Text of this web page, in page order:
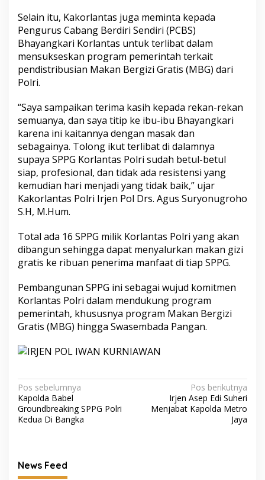
‎Selain itu, Kakorlantas juga meminta kepada
Pengurus Cabang Berdiri Sendiri (PCBS)
Bhayangkari Korlantas untuk terlibat dalam
mensukseskan program pemerintah terkait
pendistribusian Makan Bergizi Gratis (MBG) dari
Polri.
“Saya sampaikan terima kasih kepada rekan-rekan
semuanya, dan saya titip ke ibu-ibu Bhayangkari
karena ini kaitannya dengan masak dan
sebagainya. Tolong ikut terlibat di dalamnya
supaya SPPG Korlantas Polri sudah betul-betul
siap, profesional, dan tidak ada resistensi yang
kemudian hari menjadi yang tidak baik,” ujar
Kakorlantas Polri Irjen Pol Drs. Agus Suryonugroho
S.H, M.Hum.
‎‎Total ada 16 SPPG milik Korlantas Polri yang akan
dibangun sehingga dapat menyalurkan makan gizi
gratis ke ribuan penerima manfaat di tiap SPPG.
‎Pembangunan SPPG ini sebagai wujud komitmen
Korlantas Polri dalam mendukung program
pemerintah, khususnya program Makan Bergizi
Gratis (MBG) hingga Swasembada Pangan.
Navigasi
pos
Pos sebelumnya
Kapolda Babel
Groundbreaking SPPG Polri
Kedua Di Bangka
Pos berikutnya
Irjen Asep Edi Suheri
Menjabat Kapolda Metro
Jaya
News Feed